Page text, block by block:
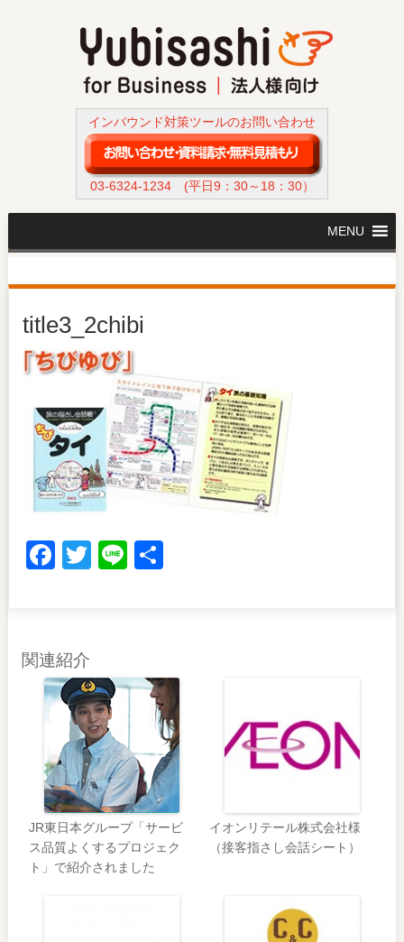
インバウンド対策ツールのお問い合わせ
03-6324-1234(平日9：30～18：30）
MENU
title3_2chibi
Facebook
Twitter
Line共
関連紹介
JR東日本グループ「サービ
ス品質よくするプロジェク
ト」で紹介されました
イオンリテール株式会社様
（接客指さし会話シート）